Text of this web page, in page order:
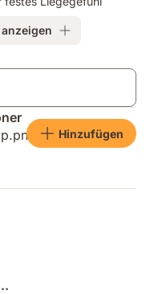
Hinzufügen